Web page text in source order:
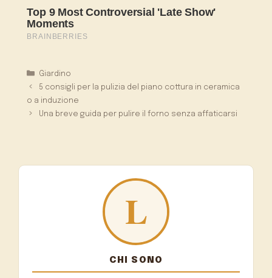
Categorie
Giardino
5 consigli per la pulizia del piano cottura in ceramica
o a induzione
Una breve guida per pulire il forno senza affaticarsi
CHI SONO